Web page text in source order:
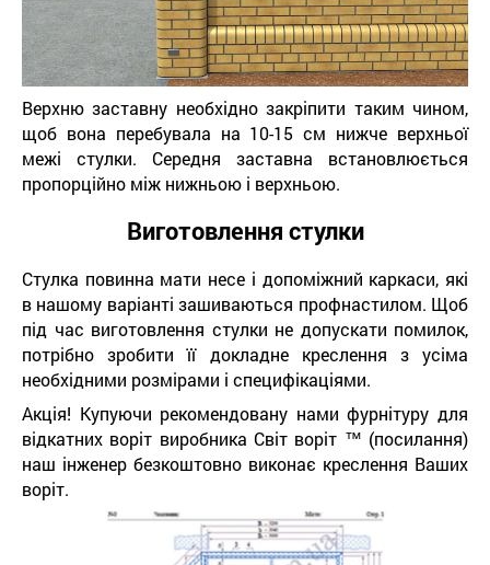
Верхню заставну необхідно закріпити таким чином,
щоб вона перебувала на 10-15 см нижче верхньої
межі стулки. Середня заставна встановлюється
пропорційно між нижньою і верхньою.
Виготовлення стулки
Стулка повинна мати несе і допоміжний каркаси, які
в нашому варіанті зашиваються профнастилом. Щоб
під час виготовлення стулки не допускати помилок,
потрібно зробити її докладне креслення з усіма
необхідними розмірами і специфікаціями.
Акція! Купуючи рекомендовану нами фурнітуру для
відкатних воріт виробника Світ воріт ™ (посилання)
наш інженер безкоштовно виконає креслення Ваших
воріт.